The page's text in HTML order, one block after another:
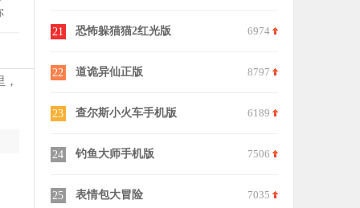
8705
21 恐怖躲猫猫2红光版 6974
22 道诡异仙正版 8797
23 查尔斯小火车手机版 6189
24 钓鱼大师手机版 7506
25 表情包大冒险 7035